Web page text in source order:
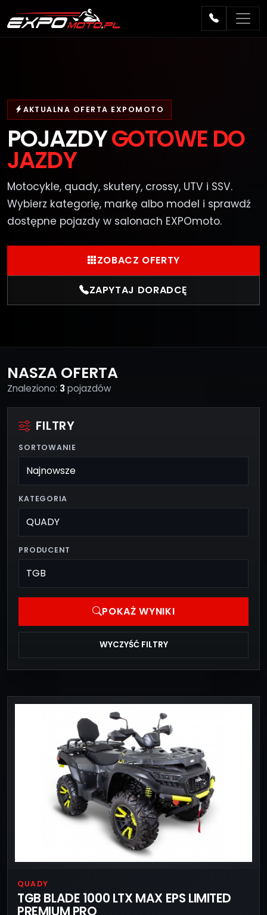
AKTUALNA OFERTA EXPOMOTO
POJAZDYGOTOWE DO
JAZDY
Motocykle, quady, skutery, crossy, UTV i SSV.
Wybierz kategorię, markę albo model i sprawdź
dostępne pojazdy w salonach EXPOmoto.
ZOBACZ OFERTY
ZAPYTAJ DORADCĘ
NASZA OFERTA
Znaleziono: 3pojazdów
FILTRY
SORTOWANIE
KATEGORIA
PRODUCENT
POKAŻ WYNIKI
WYCZYŚĆ FILTRY
QUADY
TGB BLADE 1000 LTX MAX EPS LIMITED
PREMIUM PRO